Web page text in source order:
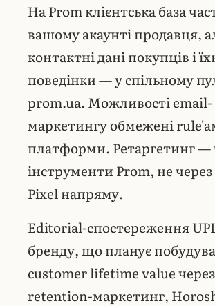
На Prom клієнтська база
вашому акаунті продавця,
контактні дані покупців і
поведінки — у спільному
prom.ua. Можливості email-
маркетингу обмежені
платформи. Ретаргетинг —
інструменти Prom, не
Pixelнапряму.
Editorial-спостереження
бренду, що планує
customer lifetime value через
retention-маркетинг,